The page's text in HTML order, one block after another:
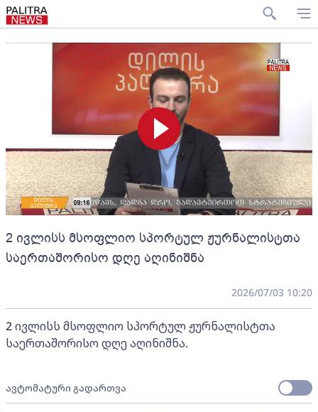
2 ივლისს მსოფლიო სპორტულ ჟურნალისტთა
საერთაშორისო დღე აღინიშნა
2026/07/03 10:20
2 ივლისს მსოფლიო სპორტულ ჟურნალისტთა
საერთაშორისო დღე აღინიშნა.
ავტომატური გადართვა